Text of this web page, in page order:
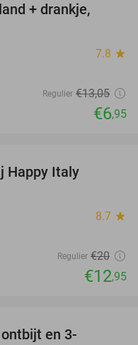
+ drankje,
7.8 star
Regulier €13,05
€6,95
Happy Italy
8.7 star
Regulier €20
€12,95
en 3-